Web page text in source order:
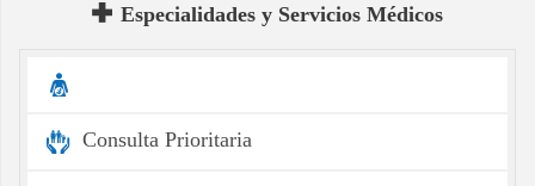
Especialidades y Servicios Médicos
Consulta Prioritaria